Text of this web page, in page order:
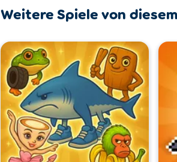
Weitere Spiele von